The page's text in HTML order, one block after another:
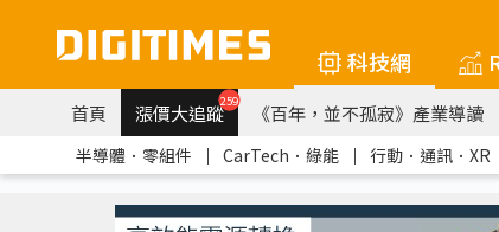
科技網
首頁 漲價大追蹤259 《百年，並不孤寂》產業導讀
半導體．零組件 ｜ CarTech．綠能 ｜ 行動．通訊．XR